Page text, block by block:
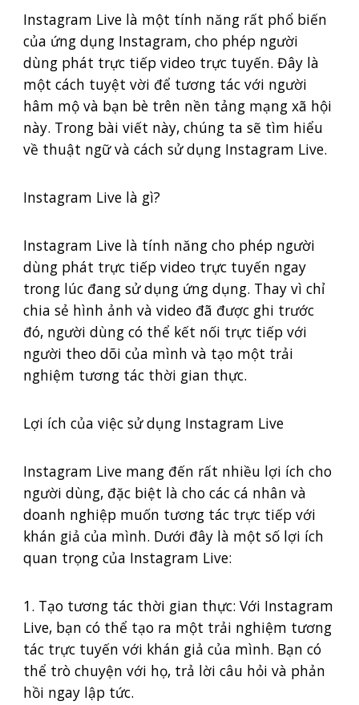
Instagram Live là một tính năng rất phổ biến
của ứng dụng Instagram, cho phép người
dùng phát trực tiếp video trực tuyến. Đây là
một cách tuyệt vời để tương tác với người
hâm mộ và bạn bè trên nền tảng mạng xã hội
này. Trong bài viết này, chúng ta sẽ tìm hiểu
về thuật ngữ và cách sử dụng Instagram Live.
Instagram Live là gì?
Instagram Live là tính năng cho phép người
dùng phát trực tiếp video trực tuyến ngay
trong lúc đang sử dụng ứng dụng. Thay vì chỉ
chia sẻ hình ảnh và video đã được ghi trước
đó, người dùng có thể kết nối trực tiếp với
người theo dõi của mình và tạo một trải
nghiệm tương tác thời gian thực.
Lợi ích của việc sử dụng Instagram Live
Instagram Live mang đến rất nhiều lợi ích cho
người dùng, đặc biệt là cho các cá nhân và
doanh nghiệp muốn tương tác trực tiếp với
khán giả của mình. Dưới đây là một số lợi ích
quan trọng của Instagram Live:
1. Tạo tương tác thời gian thực: Với Instagram
Live, bạn có thể tạo ra một trải nghiệm tương
tác trực tuyến với khán giả của mình. Bạn có
thể trò chuyện với họ, trả lời câu hỏi và phản
hồi ngay lập tức.